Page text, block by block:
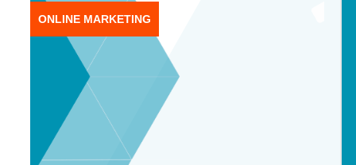
ONLINE MARKETING